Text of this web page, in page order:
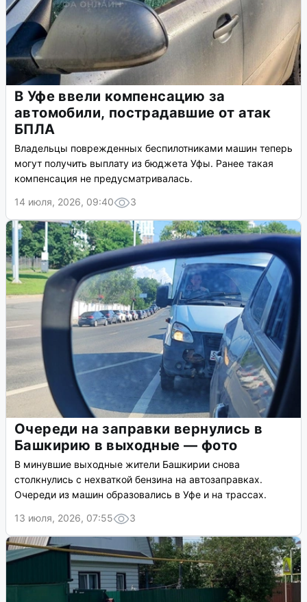
В Уфе ввели компенсацию за
автомобили, пострадавшие от атак
БПЛА
Владельцы поврежденных беспилотниками машин теперь
могут получить выплату из бюджета Уфы. Ранее такая
компенсация не предусматривалась.
14 июля, 2026, 09:40
3
Очереди на заправки вернулись в
Башкирию в выходные — фото
В минувшие выходные жители Башкирии снова
столкнулись с нехваткой бензина на автозаправках.
Очереди из машин образовались в Уфе и на трассах.
13 июля, 2026, 07:55
3